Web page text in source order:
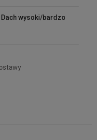
Dach wysoki/bardzo